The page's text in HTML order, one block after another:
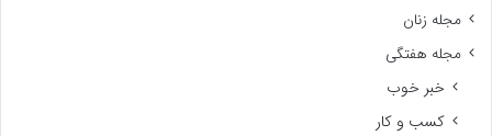
مجله زنان
مجله هفتگی
خبر خوب
کسب و کار